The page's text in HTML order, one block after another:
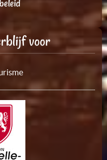
voor